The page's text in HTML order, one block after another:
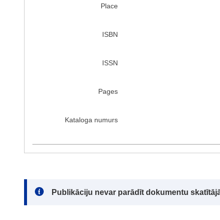
Place
ISBN
ISSN
Pages
Kataloga numurs
Note:
Publikāciju nevar parādīt dokumentu